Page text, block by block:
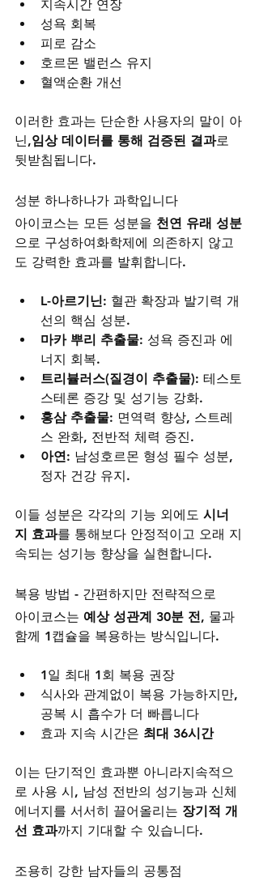
지속시간 연장
성욕 회복
피로 감소
호르몬 밸런스 유지
혈액순환 개선
이러한 효과는 단순한 사용자의 말이 아
닌,임상 데이터를 통해 검증된 결과로
뒷받침됩니다.
성분 하나하나가 과학입니다
아이코스는 모든 성분을 천연 유래 성분
으로 구성하여화학제에 의존하지 않고
도 강력한 효과를 발휘합니다.
L-아르기닌: 혈관 확장과 발기력 개
선의 핵심 성분.
마카 뿌리 추출물: 성욕 증진과 에
너지 회복.
트리뷸러스(질경이 추출물): 테스토
스테론 증강 및 성기능 강화.
홍삼 추출물: 면역력 향상, 스트레
스 완화, 전반적 체력 증진.
아연: 남성호르몬 형성 필수 성분,
정자 건강 유지.
이들 성분은 각각의 기능 외에도 시너
지 효과를 통해보다 안정적이고 오래 지
속되는 성기능 향상을 실현합니다.
복용 방법 - 간편하지만 전략적으로
아이코스는 예상 성관계 30분 전, 물과
함께 1캡슐을 복용하는 방식입니다.
1일 최대 1회 복용 권장
식사와 관계없이 복용 가능하지만,
공복 시 흡수가 더 빠릅니다
효과 지속 시간은 최대 36시간
이는 단기적인 효과뿐 아니라지속적으
로 사용 시, 남성 전반의 성기능과 신체
에너지를 서서히 끌어올리는 장기적 개
선 효과까지 기대할 수 있습니다.
조용히 강한 남자들의 공통점